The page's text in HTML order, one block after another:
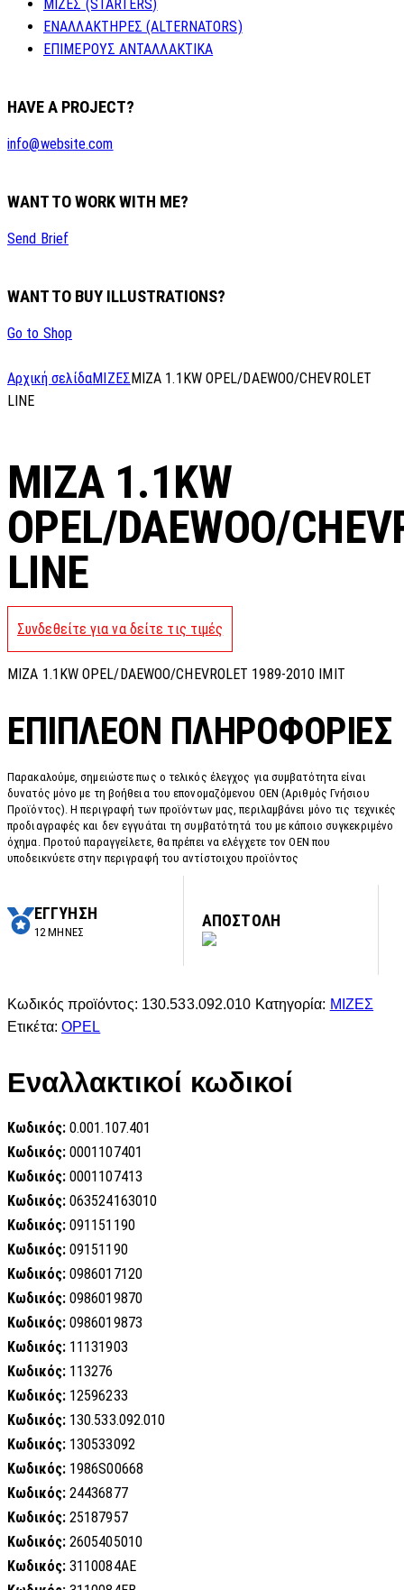
ΜΙΖΕΣ (STARTERS)
ΕΝΑΛΛΑΚΤΗΡΕΣ (ALTERNATORS)
ΕΠΙΜΕΡΟΥΣ ΑΝΤΑΛΛΑΚΤΙΚΑ
HAVE A PROJECT?
info@website.com
WANT TO WORK WITH ME?
Send Brief
WANT TO BUY ILLUSTRATIONS?
Go to Shop
Αρχική σελίδαΜΙΖΕΣ MIZA 1.1KW OPEL/DAEWOO/CHEVROLET
LINE
MIZA 1.1KW
OPEL/DAEWOO/
LINE
Συνδεθείτε για να δείτε τις τιμές
MIZA 1.1KW OPEL/DAEWOO/CHEVROLET 1989-2010 IMIT
ΕΠΙΠΛΈΟΝ ΠΛΗΡΟΦΟΡΊΕΣ
Παρακαλούμε, σημειώστε πως ο τελικός έλεγχος για συμβατότητα είναι
δυνατός μόνο με τη βοήθεια του επονομαζόμενου OEN (Αριθμός Γνήσιου
Προϊόντος). Η περιγραφή των προϊόντων μας, περιλαμβάνει μόνο τις τεχνικές
προδιαγραφές και δεν εγγυάται τη συμβατότητά του με κάποιο συγκεκριμένο
όχημα. Προτού παραγγείλετε, θα πρέπει να ελέγχετε τον OEN που
υποδεικνύετε στην περιγραφή του αντίστοιχου προϊόντος
ΕΓΓΥΗΣΗ
12 ΜΗΝΕΣ
ΑΠΟΣΤΟΛΗ
Κωδικός προϊόντος: 130.533.092.010 Κατηγορία: ΜΙΖΕΣ
Ετικέτα: OPEL
Εναλλακτικοί κωδικοί
Κωδικός: 0.001.107.401
Κωδικός: 0001107401
Κωδικός: 0001107413
Κωδικός: 063524163010
Κωδικός: 091151190
Κωδικός: 09151190
Κωδικός: 0986017120
Κωδικός: 0986019870
Κωδικός: 0986019873
Κωδικός: 11131903
Κωδικός: 113276
Κωδικός: 12596233
Κωδικός: 130.533.092.010
Κωδικός: 130533092
Κωδικός: 1986S00668
Κωδικός: 24436877
Κωδικός: 25187957
Κωδικός: 2605405010
Κωδικός: 3110084AE